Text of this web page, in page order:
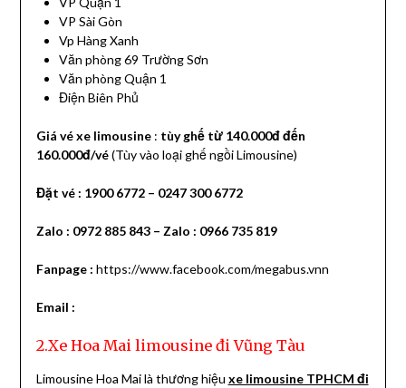
VP Sài Gòn
Vp Hàng Xanh
Văn phòng 69 Trường Sơn
Văn phòng Quận 1
Điện Biên Phủ
Giá vé xe limousine : tùy ghế từ 140.000đ đến
160.000đ/vé(Tùy vào loại ghế ngồi Limousine)
Đặt vé : 1900 6772– 0247 300 6772
Zalo : 0972 885 843– Zalo : 0966 735 819
Fanpage : https://www.facebook.com/megabus.vnn
Email :
2.Xe Hoa Mai limousine đi Vũng Tàu
Limousine Hoa Mai là thương hiệu xe limousine TPHCM đi